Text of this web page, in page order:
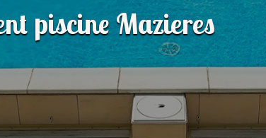
piscine Mazieres